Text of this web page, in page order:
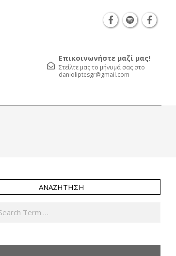
Επικοινωνήστε μαζί μας!
Στείλτε μας το μήνυμά σας στο
danioliptesgr@gmail.com
ΑΝΑΖΉΤΗΣΗ